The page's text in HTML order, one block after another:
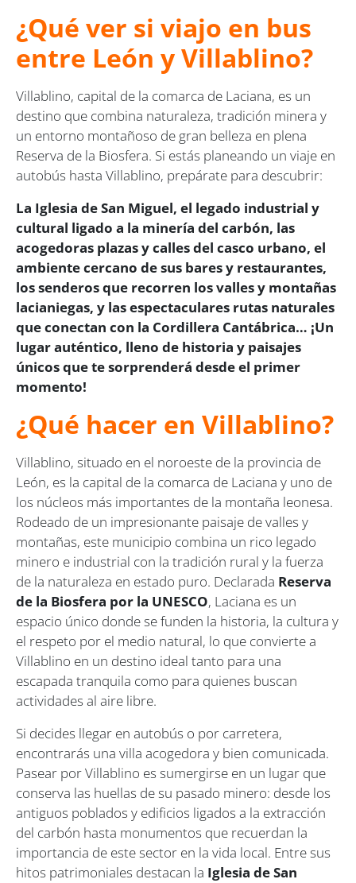
¿Qué ver si viajo en bus
entre León y Villablino?
Villablino, capital de la comarca de Laciana, es un
destino que combina naturaleza, tradición minera y
un entorno montañoso de gran belleza en plena
Reserva de la Biosfera. Si estás planeando un viaje en
autobús hasta Villablino, prepárate para descubrir:
La Iglesia de San Miguel, el legado industrial y
cultural ligado a la minería del carbón, las
acogedoras plazas y calles del casco urbano, el
ambiente cercano de sus bares y restaurantes,
los senderos que recorren los valles y montañas
lacianiegas, y las espectaculares rutas naturales
que conectan con la Cordillera Cantábrica… ¡Un
lugar auténtico, lleno de historia y paisajes
únicos que te sorprenderá desde el primer
momento!
¿Qué hacer en Villablino?
Villablino, situado en el noroeste de la provincia de
León, es la capital de la comarca de Laciana y uno de
los núcleos más importantes de la montaña leonesa.
Rodeado de un impresionante paisaje de valles y
montañas, este municipio combina un rico legado
minero e industrial con la tradición rural y la fuerza
de la naturaleza en estado puro. Declarada Reserva
de la Biosfera por la UNESCO, Laciana es un
espacio único donde se funden la historia, la cultura y
el respeto por el medio natural, lo que convierte a
Villablino en un destino ideal tanto para una
escapada tranquila como para quienes buscan
actividades al aire libre.
Si decides llegar en autobús o por carretera,
encontrarás una villa acogedora y bien comunicada.
Pasear por Villablino es sumergirse en un lugar que
conserva las huellas de su pasado minero: desde los
antiguos poblados y edificios ligados a la extracción
del carbón hasta monumentos que recuerdan la
importancia de este sector en la vida local. Entre sus
hitos patrimoniales destacan la Iglesia de San